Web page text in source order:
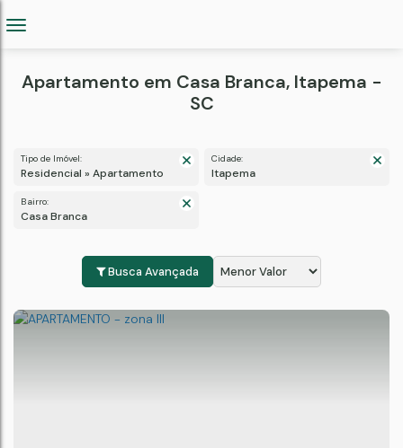
Apartamento em Casa Branca, Itapema -
SC
Tipo de Imóvel:
Residencial » Apartamento
Cidade:
Itapema
Bairro:
Casa Branca
Busca Avançada